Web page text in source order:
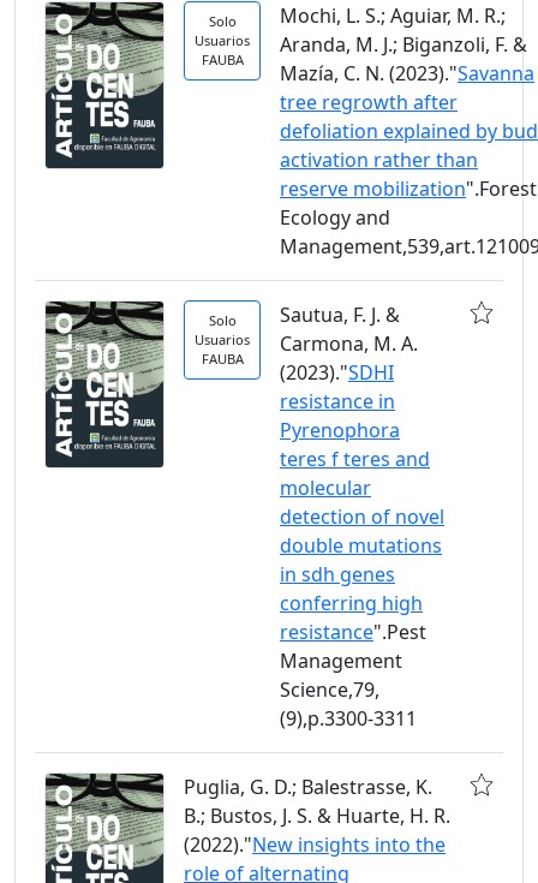
Solo
Usuarios
FAUBA
Mochi, L. S.; Aguiar, M. R.;
Aranda, M. J.; Biganzoli, F. &
Mazía, C. N. (2023)."Savanna
tree regrowth after
defoliation explained by bud
activation rather than
reserve mobilization".Forest
Ecology and
Solo
Usuarios
FAUBA
Sautua, F. J. &
Carmona, M. A.
(2023)."SDHI
resistance in
Pyrenophora
teres f teres and
molecular
detection of novel
double mutations
in sdh genes
conferring high
resistance".Pest
Management
Science,79,
(9),p.3300-3311
Puglia, G. D.; Balestrasse, K.
B.; Bustos, J. S. & Huarte, H. R.
(2022)."New insights into the
role of alternating